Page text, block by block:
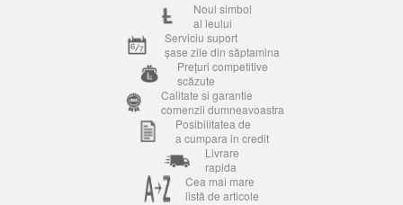
Noul simbol
al leului
Serviciu suport
șase zile din săptamina
Prețuri competitive
scăzute
Calitate si garantie
comenzii dumneavoastra
Posibilitatea de
a cumpara in credit
Livrare
rapida
Cea mai mare
listă de articole